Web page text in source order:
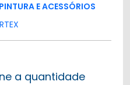
PINTURA E ACESSÓRIOS
a quantidade